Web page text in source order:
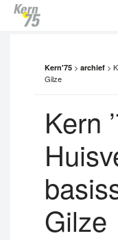
Kern'75 > archief >
Gilze
Kern
Gilze